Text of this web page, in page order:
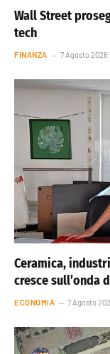
Wall Street
tech
FINANZA 7 Agosto 2026
Ceramica,
cresce sull’onda
ECONOMIA 7 Agosto